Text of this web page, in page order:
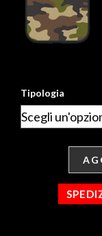
Tipologia